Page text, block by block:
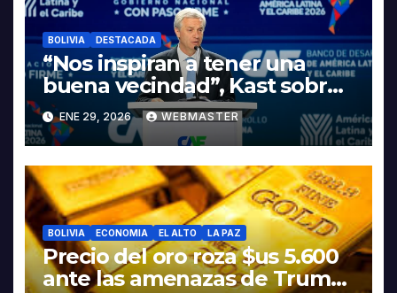
BOLIVIA DESTACADA
“Nos inspiran a tener una
buena vecindad”, Kast sobre
discurso del presidente
Rodrigo Paz
ENE 29, 2026 WEBMASTER
BOLIVIA ECONOMIA EL ALTO LA PAZ
Precio del oro roza $us 5.600
ante las amenazas de Trump